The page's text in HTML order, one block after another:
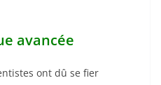
avancée
ont dû se fier